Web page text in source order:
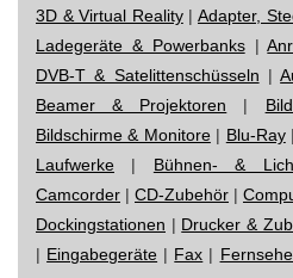
3D & Virtual Reality|Adapter,
Ladegeräte & Powerbanks|
DVB-T & Satelittenschüsseln |
Beamer & Projektoren |
Bildschirme & Monitore| Blu-Ray|
Laufwerke | Bühnen- &
Camcorder | CD-Zubehör |
Dockingstationen | Drucker &
| Eingabegeräte | Fax |